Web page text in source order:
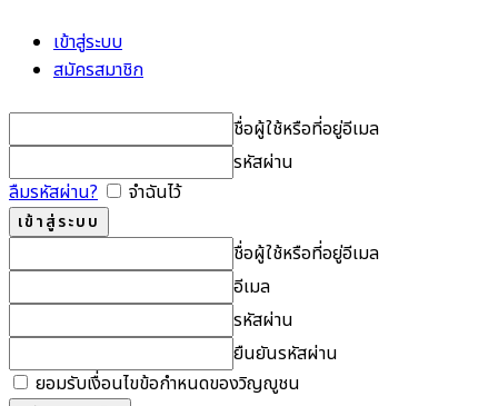
เข้าสู่ระบบ
สมัครสมาชิก
ชื่อผู้ใช้หรือที่อยู่อีเมล
รหัสผ่าน
ลืมรหัสผ่าน?
จำฉันไว้
ชื่อผู้ใช้หรือที่อยู่อีเมล
อีเมล
รหัสผ่าน
ยืนยันรหัสผ่าน
ยอมรับเงื่อนไขข้อกำหนดของวิญญูชน